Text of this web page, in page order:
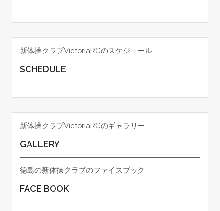
新体操クラブVictoriaRGのスケジュール
SCHEDULE
新体操クラブVictoriaRGのギャラリー
GALLERY
徳島の新体操クラブのファイスブック
FACE BOOK